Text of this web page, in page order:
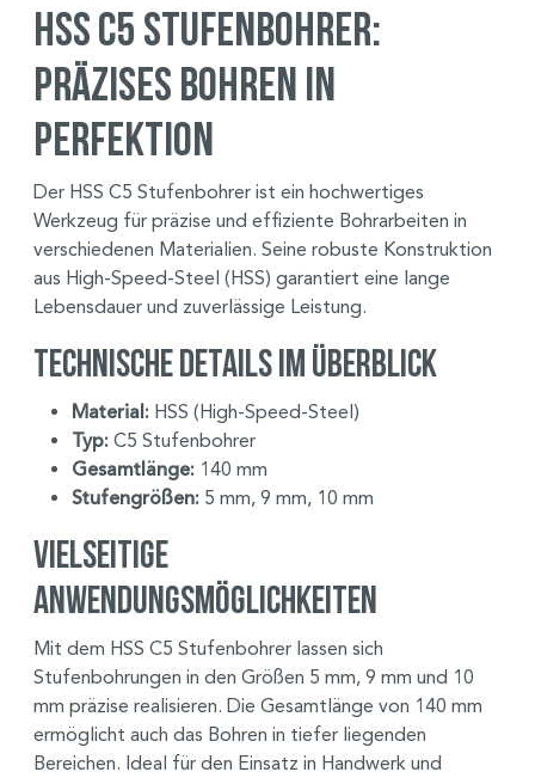
HSS C5 Stufenbohrer:
Präzises Bohren in
Perfektion
Der HSS C5 Stufenbohrer ist ein hochwertiges
Werkzeug für präzise und effiziente Bohrarbeiten in
verschiedenen Materialien. Seine robuste Konstruktion
aus High-Speed-Steel (HSS) garantiert eine lange
Lebensdauer und zuverlässige Leistung.
Technische Details im Überblick
Material: HSS (High-Speed-Steel)
Typ: C5 Stufenbohrer
Gesamtlänge: 140 mm
Stufengrößen: 5 mm, 9 mm, 10 mm
Vielseitige
Anwendungsmöglichkeiten
Mit dem HSS C5 Stufenbohrer lassen sich
Stufenbohrungen in den Größen 5 mm, 9 mm und 10
mm präzise realisieren. Die Gesamtlänge von 140 mm
ermöglicht auch das Bohren in tiefer liegenden
Bereichen. Ideal für den Einsatz in Handwerk und